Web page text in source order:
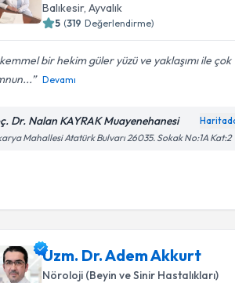
Balıkesir,Ayvalık
5 (319 Değerlendirme)
bir hekim güler yüzü ve yaklaşımı ile çok
Devamı
Dr. Nalan KAYRAK Muayenehanesi
Mahallesi Atatürk Bulvarı 26035. Sokak No:1A Kat:2
Uzm. Dr. Adem Akkurt
Nöroloji (Beyin ve Sinir Hastalıkları)